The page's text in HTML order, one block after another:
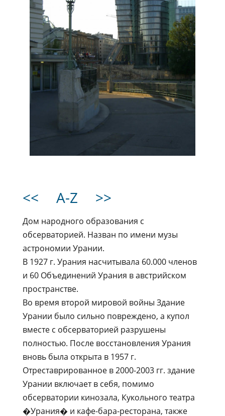
<< A-Z >>
Дом народного образования с
обсерваторией. Назван по имени музы
астрономии Урании.
В 1927 г. Урания насчитывала 60.000 членов
и 60 Объединений Урания в австрийском
пространстве.
Во время второй мировой войны Здание
Урании было сильно повреждено, а купол
вместе с обсерваторией разрушены
полностью. После восстановления Урания
вновь была открыта в 1957 г.
Отреставрированное в 2000-2003 гг. здание
Урании включает в себя, помимо
обсерватории кинозала, Кукольного театра
�Урания� и кафе-бара-ресторана, также